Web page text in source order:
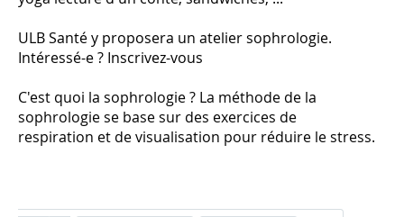
ULB Santé y proposera un atelier sophrologie.
Intéressé-e ? Inscrivez-vous
C'est quoi la sophrologie ? La méthode de la
sophrologie se base sur des exercices de
respiration et de visualisation pour réduire le stress.